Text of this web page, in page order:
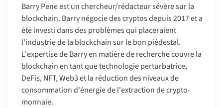
Barry Pene est un chercheur/rédacteur sévère sur la
blockchain. Barry négocie des cryptos depuis 2017 et a
été investi dans des problèmes qui placeraient
l'industrie de la blockchain sur le bon piédestal.
L'expertise de Barry en matière de recherche couvre la
blockchain en tant que technologie perturbatrice,
DeFis, NFT, Web3 et la réduction des niveaux de
consommation d'énergie de l'extraction de crypto-
monnaie.